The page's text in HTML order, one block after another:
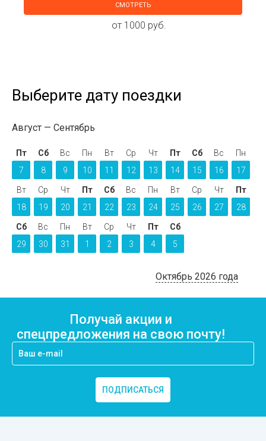
СМОТРЕТЬ
от 1000 руб.
Выберите дату поездки
Август Сентябрь
Пт
7
Сб
8
Вс
9
Пн
10
Вт
11
Ср
12
Чт
13
Пт
14
Сб
15
Вс
16
Пн
17
Вт
18
Ср
19
Чт
20
Пт
21
Сб
22
Вс
23
Пн
24
Вт
25
Ср
26
Чт
27
Пт
28
Сб
29
Вс
30
Пн
31
Вт
1
Ср
2
Чт
3
Пт
4
Сб
5
Октябрь 2026 года
Получай акции и
спецпредложения на свою почту!
ПОДПИСАТЬСЯ